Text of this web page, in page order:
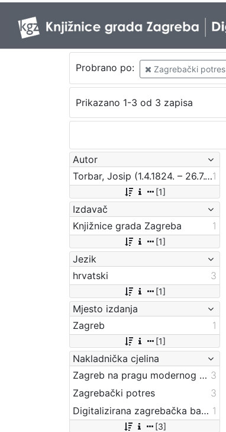
Probrano po: Zagrebački potres
Prikazano 1-3 od 3 zapisa
Autor
Torbar, Josip (1.4.1824. – 26.7.1900.)1
[1]
Izdavač
Knjižnice grada Zagreba
1
[1]
Jezik
hrvatski
3
[1]
Mjesto izdanja
Zagreb
1
[1]
Nakladnička cjelina
Zagreb na pragu modernog doba 3
Zagrebački potres
3
Digitalizirana zagrebačka baština 1
[3]